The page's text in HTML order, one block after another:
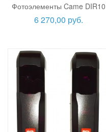
Фотоэлементы Came DIR10
6 270,00 руб.